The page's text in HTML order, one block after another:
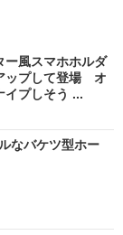
ー風スマホホルダ
ップして登場 オ
イプしそう ...
なバケツ型ホー